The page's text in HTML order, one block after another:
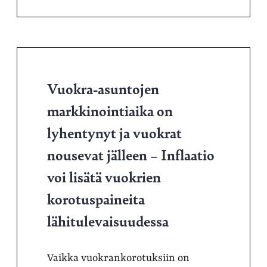
Vuokra-asuntojen
markkinointiaika on
lyhentynyt ja vuokrat
nousevat jälleen – Inflaatio
voi lisätä vuokrien
korotuspaineita
lähitulevaisuudessa
Vaikka vuokrankorotuksiin on